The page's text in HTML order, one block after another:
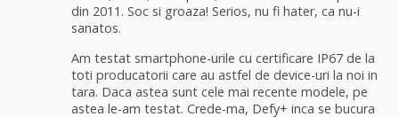
din 2011. Soc si groaza! Serios, nu fi hater, ca nu-i
sanatos.
Am testat smartphone-urile cu certificare IP67 de la
toti producatorii care au astfel de device-uri la noi in
tara. Daca astea sunt cele mai recente modele, pe
astea le-am testat. Crede-ma, Defy+ inca se bucura